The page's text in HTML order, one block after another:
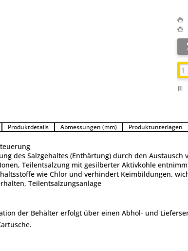
Produktdetails Abmessungen (mm) Produktunterlagen
des Salzgehaltes (Enthärtung) durch den
Teilentsalzung mit gesilberter Aktivkohle
wie Chlor und verhindert Keimbildungen,
Teilentsalzungsanlage
der Behälter erfolgt über einen Abhol- und